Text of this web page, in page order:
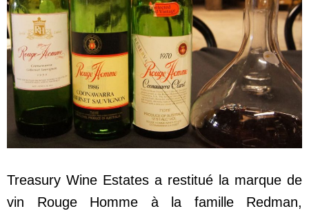
Treasury Wine Estates a restitué la marque de
vin Rouge Homme à la famille Redman,